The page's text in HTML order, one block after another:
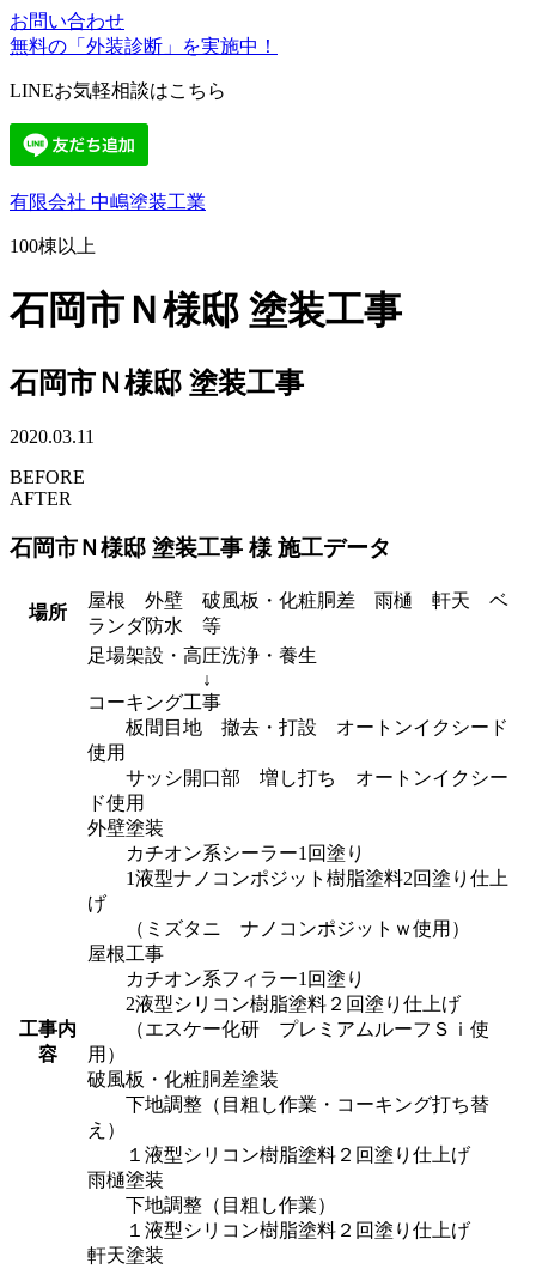
お問い合わせ
無料の「外装診断」を実施中！
LINEお気軽相談はこちら
有限会社 中嶋塗装工業
100棟以上
石岡市Ｎ様邸 塗装工事
石岡市Ｎ様邸 塗装工事
2020.03.11
BEFORE
AFTER
石岡市Ｎ様邸 塗装工事 様 施工データ
場所
屋根 外壁 破風板・化粧胴差 雨樋 軒天 ベ
ランダ防水 等
工事内
容
足場架設・高圧洗浄・養生
↓
コーキング工事
板間目地 撤去・打設 オートンイクシード
使用
サッシ開口部 増し打ち オートンイクシー
ド使用
外壁塗装
カチオン系シーラー1回塗り
1液型ナノコンポジット樹脂塗料2回塗り仕上
げ
（ミズタニ ナノコンポジットｗ使用）
屋根工事
カチオン系フィラー1回塗り
2液型シリコン樹脂塗料２回塗り仕上げ
（エスケー化研 プレミアムルーフＳｉ使
用）
破風板・化粧胴差塗装
下地調整（目粗し作業・コーキング打ち替
え）
１液型シリコン樹脂塗料２回塗り仕上げ
雨樋塗装
下地調整（目粗し作業）
１液型シリコン樹脂塗料２回塗り仕上げ
軒天塗装